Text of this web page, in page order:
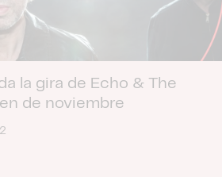
la gira de Echo & The
de noviembre